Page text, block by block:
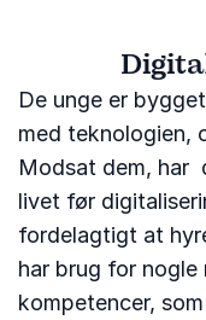
De unge er
med teknologien,
Modsat dem, har
livet før
fordelagtigt at
har brug for
kompetencer,